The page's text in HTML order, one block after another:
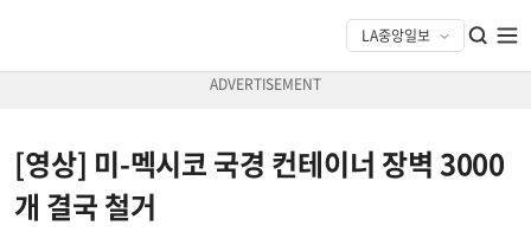
[영상] 미-멕시코 국경 컨테이너 장벽 3000
개 결국 철거